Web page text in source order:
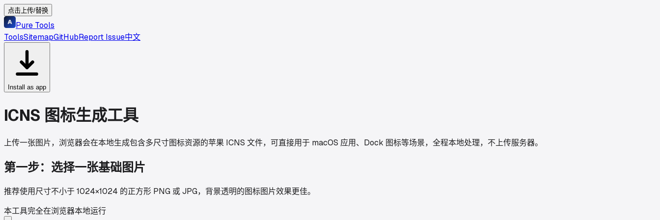
点击上传/替换
Pure Tools
ToolsSitemapGitHubReport Issue中文
Install as app
ICNS 图标生成工具
上传一张图片，浏览器会在本地生成包含多尺寸图标资源的苹果 ICNS 文件，可直接用于 macOS 应用、Dock 图标等场景，全程本地处理，不上传服务器。
第一步：选择一张基础图片
推荐使用尺寸不小于 1024×1024 的正方形 PNG 或 JPG，背景透明的图标图片效果更佳。
本工具完全在浏览器本地运行